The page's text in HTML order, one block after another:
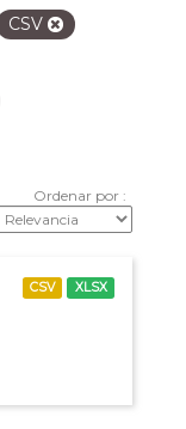
CSV
Ordenar por
CSV XLSX